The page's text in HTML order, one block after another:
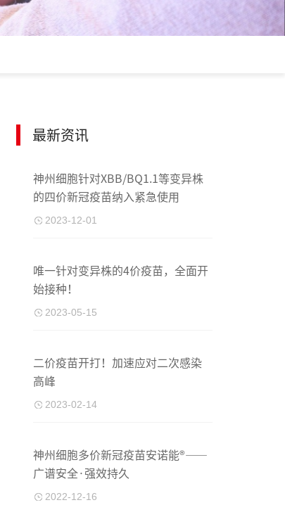
最新资讯
神州细胞针对XBB/BQ1.1等变异株
的四价新冠疫苗纳入紧急使用
2023-12-01
唯一针对变异株的4价疫苗，全面开
始接种！
2023-05-15
二价疫苗开打！加速应对二次感染
高峰
2023-02-14
神州细胞多价新冠疫苗安诺能®——
广谱安全·强效持久
2022-12-16